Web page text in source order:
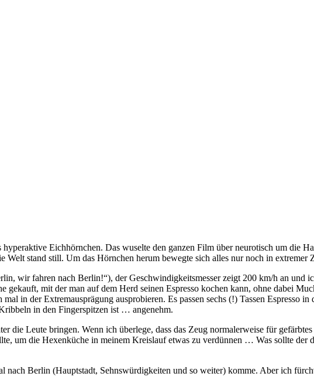
Eichhörnchen. Das wuselte den ganzen Film über neurotisch um die
stand still. Um das Hörnchen herum bewegte sich alles nur noch in extremer
wir fahren nach Berlin!“), der Geschwindigkeitsmesser zeigt 200 km/h an und
gekauft, mit der man auf dem Herd seinen Espresso kochen kann, ohne dabei
in der Extremausprägung ausprobieren. Es passen sechs (!) Tassen Espresso
in den Fingerspitzen ist … angenehm.
Leute bringen. Wenn ich überlege, dass das Zeug normalerweise für
um die Hexenküche in meinem Kreislauf etwas zu verdünnen … Was sollte der
Berlin (Hauptstadt, Sehnswürdigkeiten und so weiter) komme. Aber ich